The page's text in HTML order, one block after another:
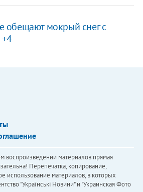
обещают мокрый снег с
воспроизведении материалов прямая
Перепечатка, копирование,
использование материалов, в которых
"Українськi Новини" и "Украинская Фото